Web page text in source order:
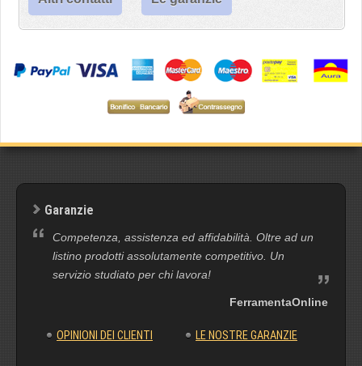
Garanzie
Competenza, assistenza ed affidabilità. Oltre ad un
listino prodotti assolutamente competitivo. Un
servizio studiato per chi lavora!
FerramentaOnline
OPINIONI DEI CLIENTI LE NOSTRE GARANZIE